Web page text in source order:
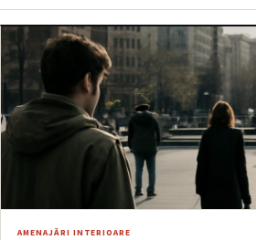
AMENAJĂRI INTERIOARE